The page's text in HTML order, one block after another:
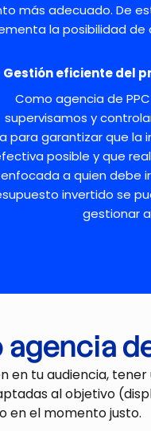
más adecuado. De
la posibilidad de
Gestión eficiente del
Como agencia de
supervisamos y
paragarantizar que la
posible yque
enfocada a quien debe
invertido se
gestionar
en tuaudiencia, tener
al objetivo (
en el momento justo.